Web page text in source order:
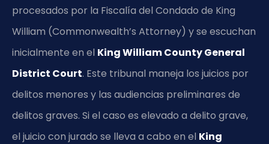
procesados por la Fiscalía del Condado de King
William (Commonwealth’s Attorney) y se escuchan
inicialmente en el King William County General
District Court. Este tribunal maneja los juicios por
delitos menores y las audiencias preliminares de
delitos graves. Si el caso es elevado a delito grave,
el juicio con jurado se lleva a cabo en el King